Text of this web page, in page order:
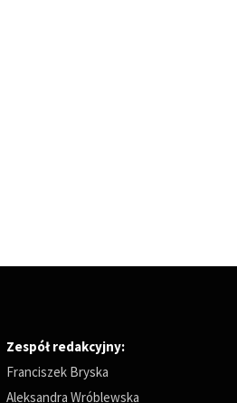
Zespół redakcyjny:
Franciszek Bryska
Aleksandra Wróblewska